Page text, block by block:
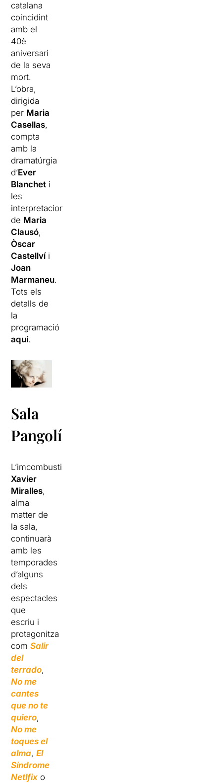
catalana
coincidint
amb el
40è
aniversari
de la seva
mort.
L’obra,
dirigida
per Maria
Casellas,
compta
amb la
dramatúrgia
d’Ever
Blanchet i
les
interpretacions
de Maria
Clausó,
Òscar
Castellvíi
Joan
Marmaneu.
Tots els
detalls de
la
programació
aquí.
Sala
Pangolí
L’imcombustible
Xavier
Miralles,
alma
matter de
la sala,
continuarà
amb les
temporades
d’alguns
dels
espectacles
que
escriu i
protagonitza
comSalir
del
terrado,
No me
cantes
que no te
quiero,
No me
toques el
alma,El
Síndrome
Netlfix o